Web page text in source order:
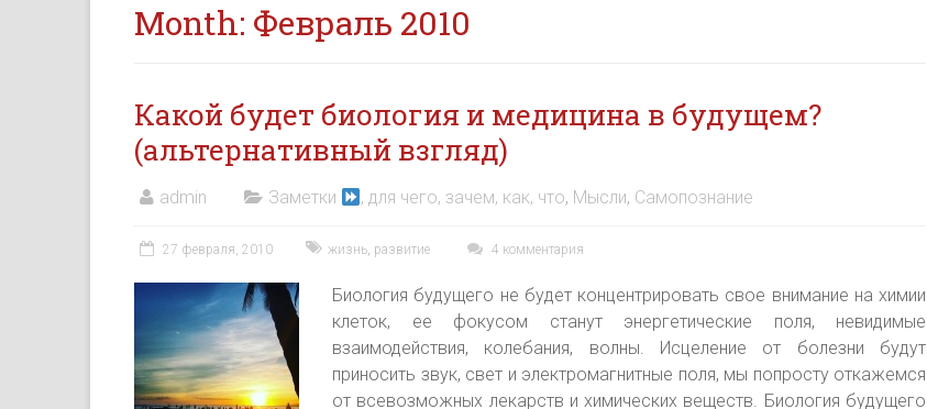
Month: Февраль 2010
Какой будет биология и медицина в будущем?
(альтернативный взгляд)
admin Заметки , для чего, зачем, как, что, Мысли, Самопознание
27 февраля, 2010 жизнь, развитие 4 комментария
Биология будущего не будет концентрировать свое внимание на химии
клеток, ее фокусом станут энергетические поля, невидимые
взаимодействия, колебания, волны. Исцеление от болезни будут
приносить звук, свет и электромагнитные поля, мы попросту откажемся
от всевозможных лекарств и химических веществ. Биология будущего